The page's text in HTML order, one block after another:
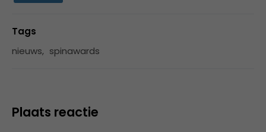
Tags
nieuws, spinawards
Plaats reactie